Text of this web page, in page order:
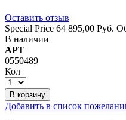
Оставить отзыв
Special Price 64 895,00 Руб.
В наличии
АРТ
0550489
Кол
В корзину
Добавить в список